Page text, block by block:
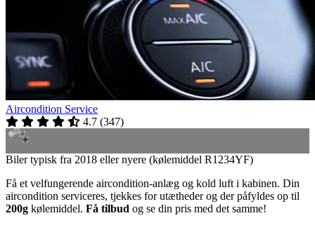
Aircondition Service
4.7 (347)
Biler typisk fra 2018 eller nyere (kølemiddel R1234YF)
Få et velfungerende aircondition-anlæg og kold luft i kabinen. Din
aircondition serviceres, tjekkes for utætheder og der påfyldes op til
200g kølemiddel. Få tilbud og se din pris med det samme!